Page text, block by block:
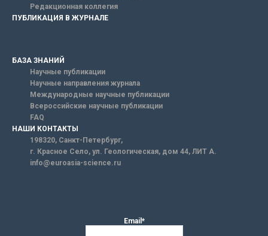
Редакционная коллегия
ПУБЛИКАЦИЯ В ЖУРНАЛЕ
БАЗА ЗНАНИЙ
Научные публикации
Научные направления журнала
Международные научные публикации
Всероссийские научные публикации
FAQ
НАШИ КОНТАКТЫ
198320, Санкт-Петербург,
г. Красное Село, ул. Геологическая, дом 44, ЛИТ А.
info@euroasia-science.ru
Email*